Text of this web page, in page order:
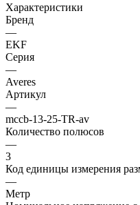
Характеристики
Бренд
—
EKF
Серия
—
Averes
Артикул
—
mccb-13-25-TR-av
Количество полюсов
—
3
Код единицы измерения
—
Метр